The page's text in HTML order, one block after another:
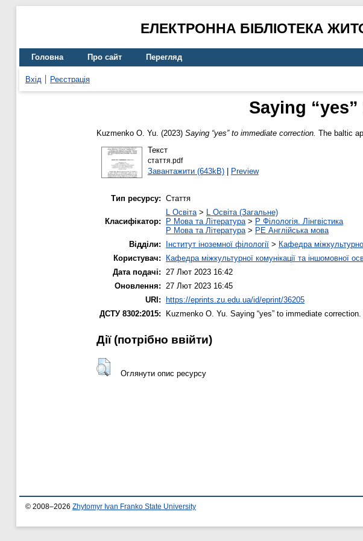
ЕЛЕКТРОННА БІБЛІОТЕКА
Головна Про сайт Перегляд
Вхід Реєстрація
Saying
Kuzmenko O. Yu. (2023) Saying “yes” to immediate correction. The baltic
Текст
стаття.pdf
Завантажити (643kB)| Preview
Тип ресурсу: Стаття
Класифікатор:
L Освіта> L Освіта (Загальне)
P Мова та Література> P Філологія. Лінгвістика
P Мова та Література> PE Англійська мова
Відділи:
Інститут іноземної філології > Кафедра
Користувач:
Кафедра міжкультурної комунікації та іншомовної
Дата подачі: 27 Лют 2023 16:42
Оновлення: 27 Лют 2023 16:45
URI:
https://eprints.zu.edu.ua/id/eprint/36205
ДСТУ 8302:2015:
Kuzmenko O. Yu. Saying “yes” to immediate correction.
Дії ​​(потрібно ввійти)
Оглянути опис ресурсу
© 2008–2026 Zhytomyr Ivan Franko State University